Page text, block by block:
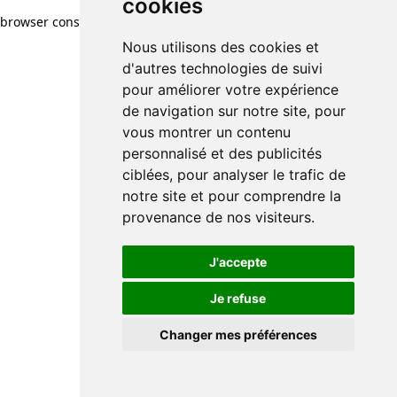
cookies
Nous utilisons des cookies et
d'autres technologies de suivi
pour améliorer votre expérience
de navigation sur notre site, pour
vous montrer un contenu
personnalisé et des publicités
ciblées, pour analyser le trafic de
notre site et pour comprendre la
provenance de nos visiteurs.
J'accepte
Je refuse
Changer mes préférences
browser console for more information)